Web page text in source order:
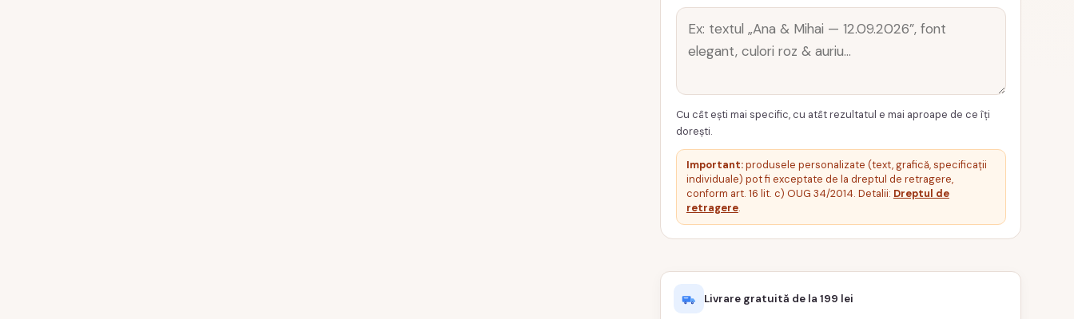
Cu cât ești mai specific, cu atât rezultatul e mai aproape de ce îți
dorești.
Important:produsele personalizate (text, grafică, specificații
individuale) pot fi exceptate de la dreptul de retragere,
conform art. 16 lit. c) OUG 34/2014. Detalii: Dreptul de
retragere.
Livrare gratuită de la 199 lei